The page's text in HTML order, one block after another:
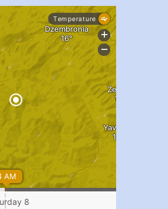
pimrec_project